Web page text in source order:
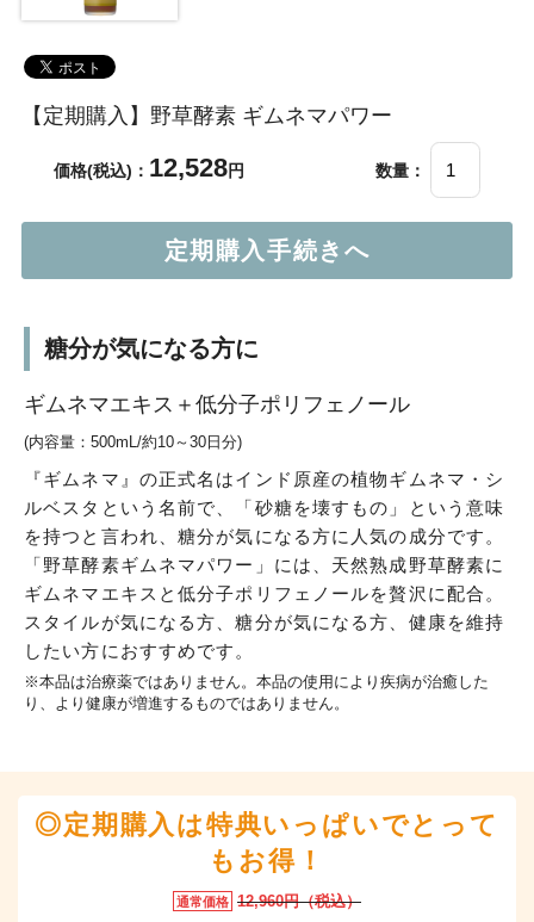
【定期購入】野草酵素 ギムネマパワー
価格(税込)： 12,528円 数量：
糖分が気になる方に
ギムネマエキス＋低分子ポリフェノール
(内容量：500mL/約10～30日分)
『ギムネマ』の正式名はインド原産の植物ギムネマ・シ
ルベスタという名前で、「砂糖を壊すもの」という意味
を持つと言われ、糖分が気になる方に人気の成分です。
「野草酵素ギムネマパワー」には、天然熟成野草酵素に
ギムネマエキスと低分子ポリフェノールを贅沢に配合。
スタイルが気になる方、糖分が気になる方、健康を維持
したい方におすすめです。
※本品は治療薬ではありません。本品の使用により疾病が治癒した
り、より健康が増進するものではありません。
◎定期購入は特典いっぱいでとって
もお得！
通常価格 12,960円（税込）